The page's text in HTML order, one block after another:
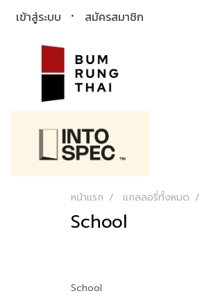
เข้าสู่ระบบ สมัครสมาชิก
หน้าแรก แกลลอรี่ทั้งหมด
School
School